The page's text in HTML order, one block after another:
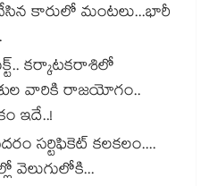
కారులో మంటలు...భారీ
కర్కాటకరాశిలో
వారికి రాజయోగం..
ఇదే..!
సర్టిఫికెట్ కలకలం....
వెలుగులోకి...